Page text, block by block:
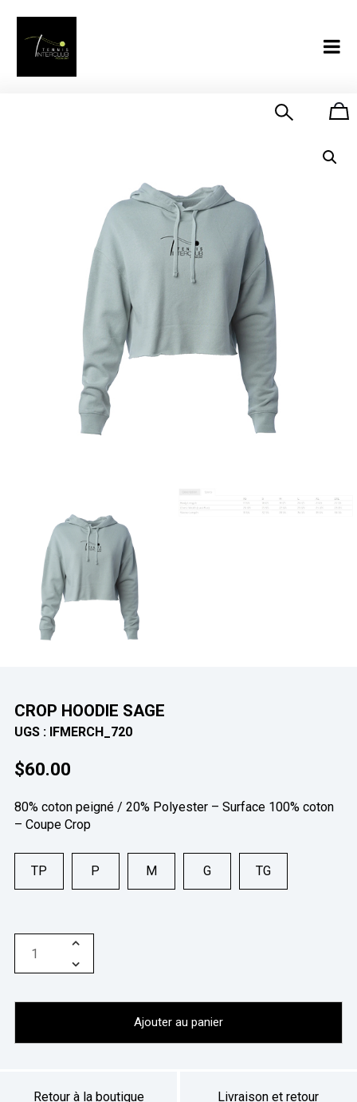
CROP HOODIE SAGE
UGS : IFMERCH_720
$60.00
80% coton peigné / 20% Polyester – Surface 100% coton
– Coupe Crop
TP P M G TG
Ajouter au panier
Retour à la boutique Livraison et retour